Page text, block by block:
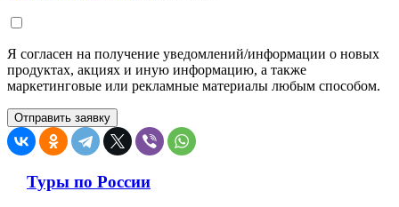
Я согласен на получение уведомлений/информации о новых
продуктах, акциях и иную информацию, а также
маркетинговые или рекламные материалы любым способом.
Туры по России